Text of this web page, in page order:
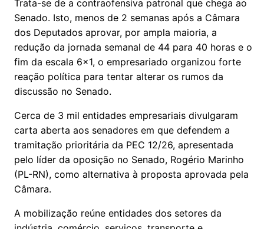
Trata-se de a contraofensiva patronal que chega ao
Senado. Isto, menos de 2 semanas após a Câmara
dos Deputados aprovar, por ampla maioria, a
redução da jornada semanal de 44 para 40 horas e o
fim da escala 6x1, o empresariado organizou forte
reação política para tentar alterar os rumos da
discussão no Senado.
Cerca de 3 mil entidades empresariais divulgaram
carta aberta aos senadores em que defendem a
tramitação prioritária da PEC 12/26, apresentada
pelo líder da oposição no Senado, Rogério Marinho
(PL-RN), como alternativa à proposta aprovada pela
Câmara.
A mobilização reúne entidades dos setores da